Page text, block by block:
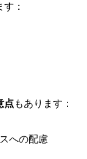
：
点 もあります：
への配慮